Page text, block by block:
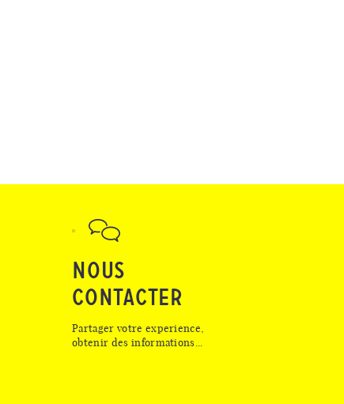
NOUS
CONTACTER
Partager votre experience,
obtenir des informations...